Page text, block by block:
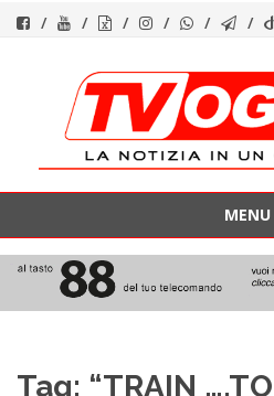
contenuto
MENU
contenuto
Tag: “TRAIN